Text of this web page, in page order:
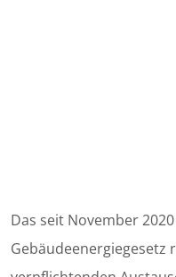
Das seit November
Gebäudeenergiegesetz